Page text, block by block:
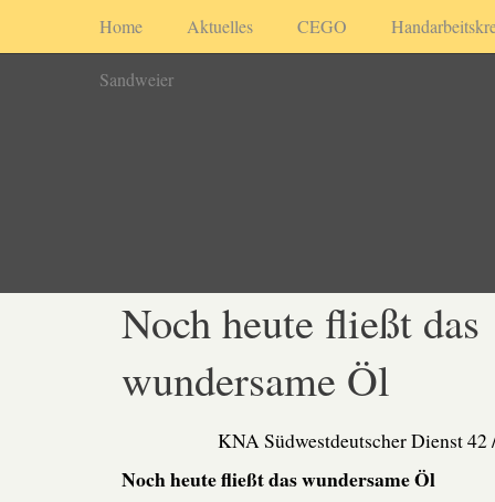
Home Aktuelles CEGO
Sandweier
Noch heute fließt das
wundersame Öl
KNA Südwestdeutscher Dienst
Noch heute fließt das wundersame Öl